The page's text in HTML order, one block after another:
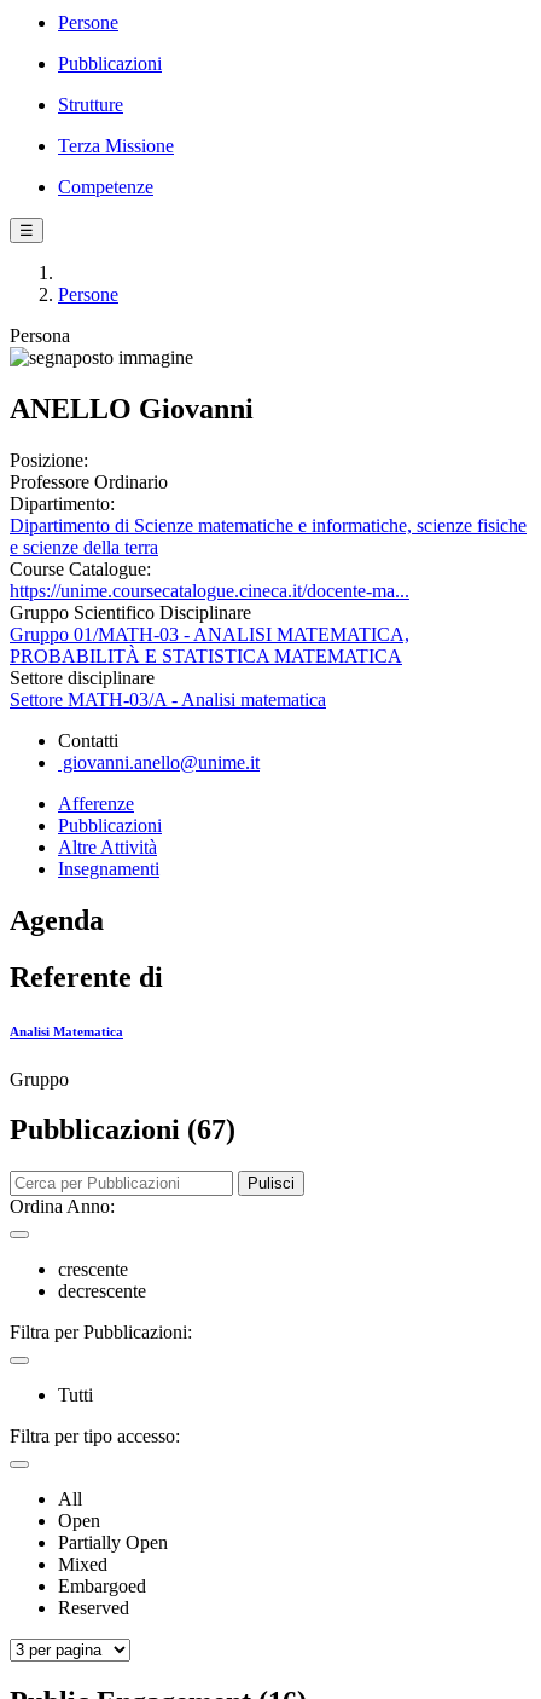
Persone
Pubblicazioni
Strutture
Terza Missione
Competenze
☰
Persone
Persona
ANELLO Giovanni
Posizione:
Professore Ordinario
Dipartimento:
Dipartimento di Scienze matematiche e informatiche, scienze fisiche
e scienze della terra
Course Catalogue:
https://unime.coursecatalogue.cineca.it/docente-ma...
Gruppo Scientifico Disciplinare
Gruppo 01/MATH-03 - ANALISI MATEMATICA,
PROBABILITÀ E STATISTICA MATEMATICA
Settore disciplinare
Settore MATH-03/A - Analisi matematica
Contatti
giovanni.anello@unime.it
Afferenze
Pubblicazioni
Altre Attività
Insegnamenti
Agenda
Referente di
Analisi Matematica
Gruppo
Pubblicazioni (67)
Pulisci
Ordina Anno:
crescente
decrescente
Filtra per Pubblicazioni:
Tutti
Filtra per tipo accesso:
All
Open
Partially Open
Mixed
Embargoed
Reserved